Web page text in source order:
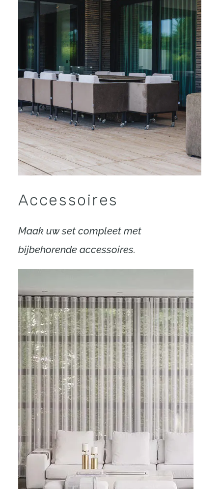
Accessoires
Maak uw set compleet met
bijbehorende accessoires.